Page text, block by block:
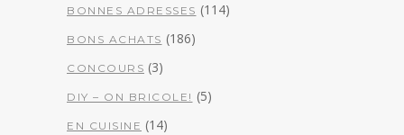
BONNES ADRESSES (114)
BONS ACHATS (186)
CONCOURS (3)
DIY – ON BRICOLE! (5)
EN CUISINE (14)